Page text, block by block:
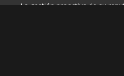
La gestión proactiva de su